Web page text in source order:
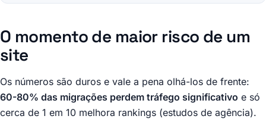
O momento de maior risco de um
site
Os números são duros e vale a pena olhá-los de frente:
60-80% das migrações perdem tráfego significativo e só
cerca de 1 em 10 melhora rankings (estudos de agência).